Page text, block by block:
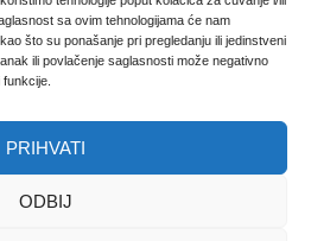
sa ovim tehnologijama će nam
što su ponašanje pri pregledanju ili jedinstveni
ili povlačenje saglasnosti može negativno
PRIHVATI
ODBIJ